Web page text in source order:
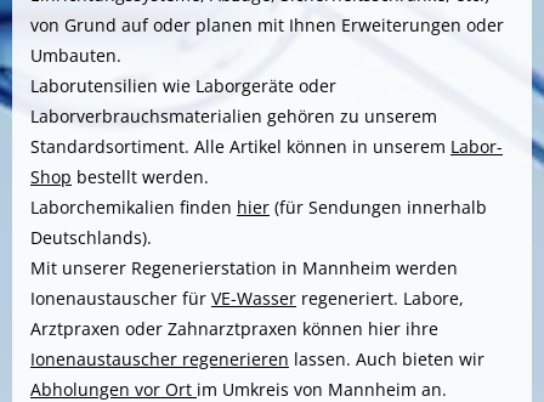
von Grund auf oder planen mit Ihnen Erweiterungen oder
Umbauten.
Laborutensilien wie Laborgeräte oder
Laborverbrauchsmaterialien gehören zu unserem
Standardsortiment. Alle Artikel können in unserem Labor-
Shop bestellt werden.
Laborchemikalien finden hier (für Sendungen innerhalb
Deutschlands).
Mit unserer Regenerierstation in Mannheim werden
Ionenaustauscher für VE-Wasser regeneriert. Labore,
Arztpraxen oder Zahnarztpraxen können hier ihre
Ionenaustauscher regenerieren lassen. Auch bieten wir
Abholungen vor Ort im Umkreis von Mannheim an.